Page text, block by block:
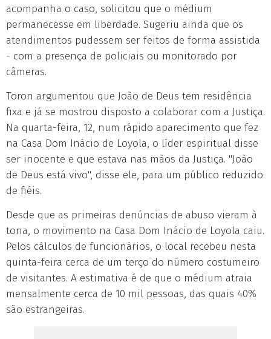
acompanha o caso, solicitou que o médium
permanecesse em liberdade. Sugeriu ainda que os
atendimentos pudessem ser feitos de forma assistida
- com a presença de policiais ou monitorado por
câmeras.
Toron argumentou que João de Deus tem residência
fixa e já se mostrou disposto a colaborar com a Justiça.
Na quarta-feira, 12, num rápido aparecimento que fez
na Casa Dom Inácio de Loyola, o líder espiritual disse
ser inocente e que estava nas mãos da Justiça. "João
de Deus está vivo", disse ele, para um público reduzido
de fiéis.
Desde que as primeiras denúncias de abuso vieram à
tona, o movimento na Casa Dom Inácio de Loyola caiu.
Pelos cálculos de funcionários, o local recebeu nesta
quinta-feira cerca de um terço do número costumeiro
de visitantes. A estimativa é de que o médium atraia
mensalmente cerca de 10 mil pessoas, das quais 40%
são estrangeiras.